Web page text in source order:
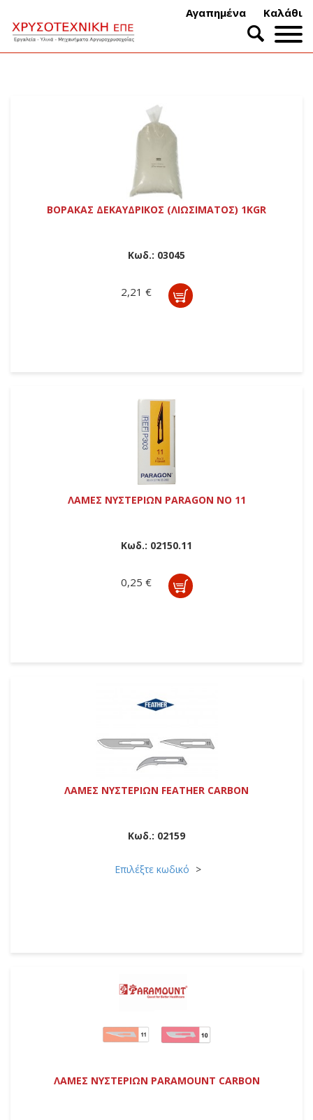
Αγαπημένα Καλάθι
ΒΟΡΑΚΑΣ ΔΕΚΑΥΔΡΙΚΟΣ (ΛΙΩΣΙΜΑΤΟΣ) 1ΚGR
Κωδ.: 03045
2,21 €
ΛΑΜΕΣ ΝΥΣΤΕΡΙΩΝ PARAGON ΝΟ 11
Κωδ.: 02150.11
0,25 €
ΛΑΜΕΣ ΝΥΣΤΕΡΙΩΝ FEATHER CARBON
Κωδ.: 02159
Επιλέξτε κωδικό
ΛΑΜΕΣ ΝΥΣΤΕΡΙΩΝ PARAMOUNT CARBON